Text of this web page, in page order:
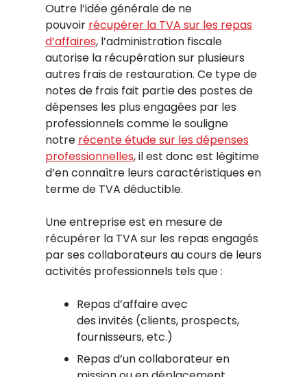
Outre l’idée générale de ne
pouvoir récupérer la TVA sur les repas
d’affaires, l’administration fiscale
autorise la récupération sur plusieurs
autres frais de restauration. Ce type de
notes de frais fait partie des postes de
dépenses les plus engagées par les
professionnels comme le souligne
notre récente étude sur les dépenses
professionnelles, il est donc est légitime
d’en connaître leurs caractéristiques en
terme de TVA déductible.
Une entreprise est en mesure de
récupérer la TVA sur les repas engagés
par ses collaborateurs au cours de leurs
activités professionnels tels que :
Repas d’affaire avec
des invités (clients, prospects,
fournisseurs, etc.)
Repas d’un collaborateur en